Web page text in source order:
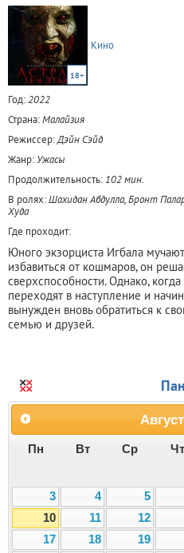
18+
Кино
Год:2022
Страна:Малайзия
Режиссер:Дэйн Сэйд
Жанр: Ужасы
Продолжительность: 102 мин.
В ролях:Шахидан Абдулла, Бронт
Худа
Где проходит:
Юного экзорциста Игбала
избавиться от кошмаров, он
сверхспособности. Однако,
переходят в наступление и
вынужден вновь обратиться к
семью и друзей.
Август
Пн Вт Ср Чт
3
4 5
10
11 12
17
18 19